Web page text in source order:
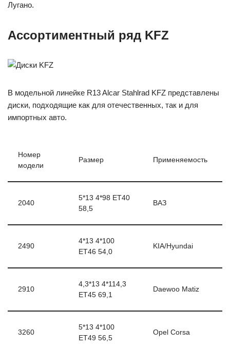
Лугано.
Ассортиментный ряд KFZ
В модельной линейке R13 Alcar Stahlrad KFZ представлены
диски, подходящие как для отечественных, так и для
импортных авто.
Номер
модели
Размер Применяемость
2040
5*13 4*98 ЕТ40
58,5
ВАЗ
2490
4*13 4*100
ЕТ46 54,0
KIA/Hyundai
2910
4,3*13 4*114,3
ЕТ45 69,1
Daewoo Matiz
3260
5*13 4*100
ЕТ49 56,5
Opel Corsa